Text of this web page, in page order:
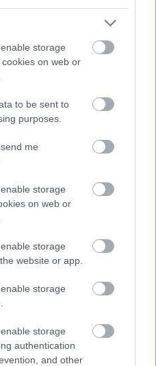
storage
on web or
to be sent to
purposes.
me
storage
on web or
storage
website or app.
storage
storage
authentication
and other
Múzeum Esterházy Péter